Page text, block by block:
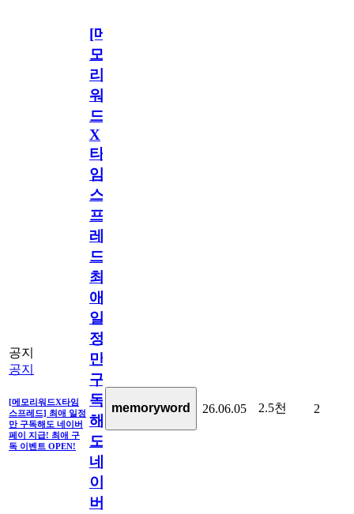
공지
공지
[메모리워드X타임
스프레드] 최애 일정
만 구독해도 네이버
페이 지급! 최애 구
독 이벤트 OPEN!
[메
모
리
워
드
X
타
임
스
프
레
드]
최
애
일
정
만
구
독
해
도
네
이
버
memoryword 26.06.05 2.5천 2